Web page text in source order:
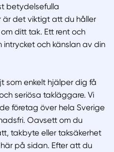
betydelsefulla
är det viktigt att du håller
ditt tak. Ett rent och
intrycket och känslan av din
som enkelt hjälper dig få
seriösa takläggare. Vi
företag över hela Sverige
Oavsett om du
takbyte eller taksäkerhet
på sidan. Efter att du